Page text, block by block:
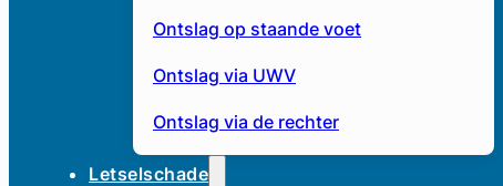
Ontslag op staande voet
Ontslag via UWV
Ontslag via de rechter
Letselschade